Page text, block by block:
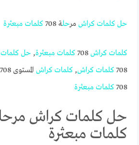
حل كلمات كراش مرحلة 708 كلمات مبعثرة
كلمات كراش 708 كلمات مبعثرة, حل كلمات
708 كلمات كراش,كلمات كراش المستوى 708،
708 كلمات مبعثرة
كلمات مبعثرة